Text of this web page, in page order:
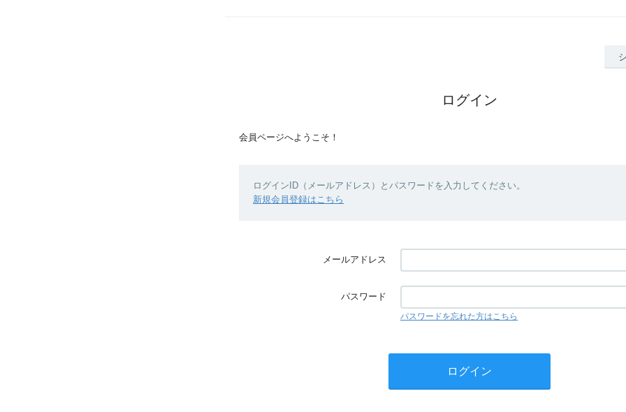
ログイン
会員ページへようこそ！
ログインID（メールアドレス）とパスワードを入力してください。
新規会員登録はこちら
メールアドレス
パスワード
パスワードを忘れた方はこちら